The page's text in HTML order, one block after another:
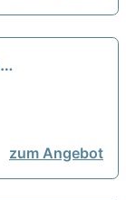
zum Angebot